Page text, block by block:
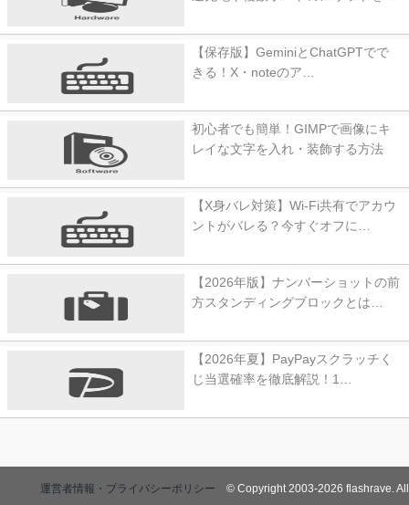
【保存版】GeminiとChatGPTでで
きる！X・noteのア…
初心者でも簡単！GIMPで画像にキ
レイな文字を入れ・装飾する方法
【X身バレ対策】Wi-Fi共有でアカウ
ントがバレる？今すぐオフに…
【2026年版】ナンバーショットの前
方スタンディングブロックとは…
【2026年夏】PayPayスクラッチく
じ当選確率を徹底解説！1…
運営者情報・プライバシーポリシー © Copyright 2003-2026 flashrave. All